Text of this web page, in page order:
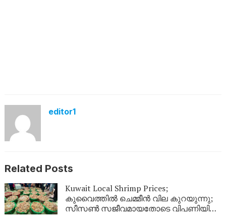
editor1
Related Posts
Kuwait Local Shrimp Prices;
കുവൈത്തിൽ ചെമ്മീൻ വില കുറയുന്നു;
സീസൺ സജീവമായതോടെ വിപണിയിൽ